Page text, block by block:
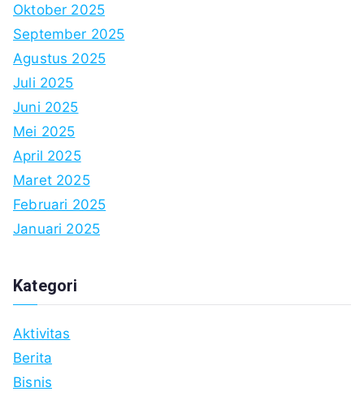
Oktober 2025
September 2025
Agustus 2025
Juli 2025
Juni 2025
Mei 2025
April 2025
Maret 2025
Februari 2025
Januari 2025
Kategori
Aktivitas
Berita
Bisnis